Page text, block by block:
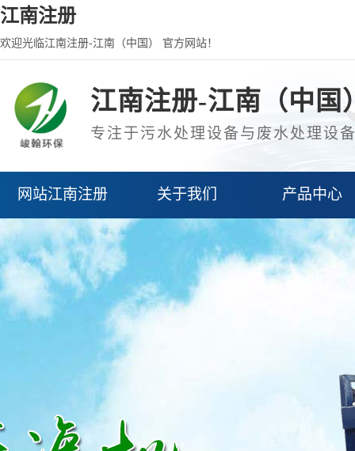
江南注册
欢迎光临江南注册-江南（中国） 官方网站！
江南注册-江南（中国
专注于污水处理设备与废水处理设
网站江南注册 关于我们 产品中心